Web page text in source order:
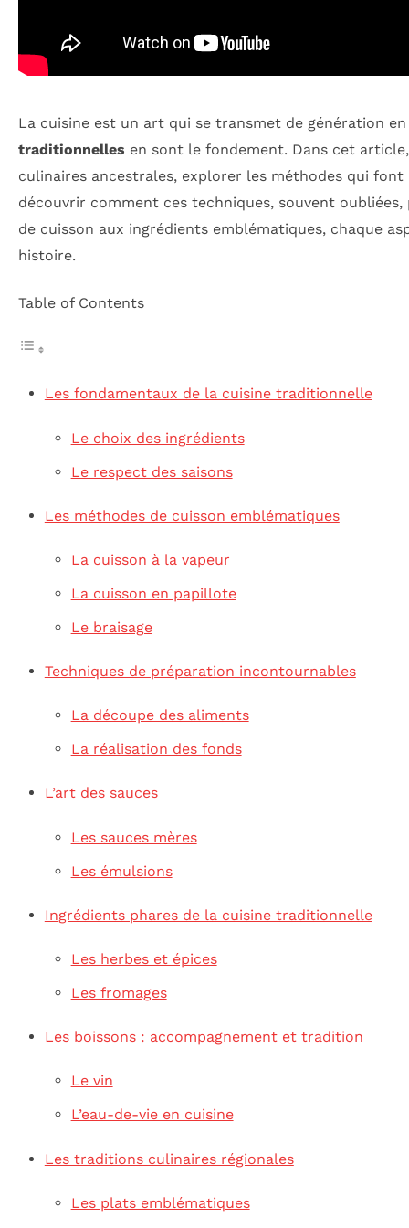
La cuisine est un art qui se transmet de génération
traditionnelles en sont le fondement. Dans cet
culinaires ancestrales, explorer les méthodes qui
découvrir comment ces techniques, souvent
de cuisson aux ingrédients emblématiques, chaque
histoire.
Table of Contents
Les fondamentaux de la cuisine traditionnelle
Le choix des ingrédients
Le respect des saisons
Les méthodes de cuisson emblématiques
La cuisson à la vapeur
La cuisson en papillote
Le braisage
Techniques de préparation incontournables
La découpe des aliments
La réalisation des fonds
L’art des sauces
Les sauces mères
Les émulsions
Ingrédients phares de la cuisine traditionnelle
Les herbes et épices
Les fromages
Les boissons : accompagnement et tradition
Le vin
L’eau-de-vie en cuisine
Les traditions culinaires régionales
Les plats emblématiques